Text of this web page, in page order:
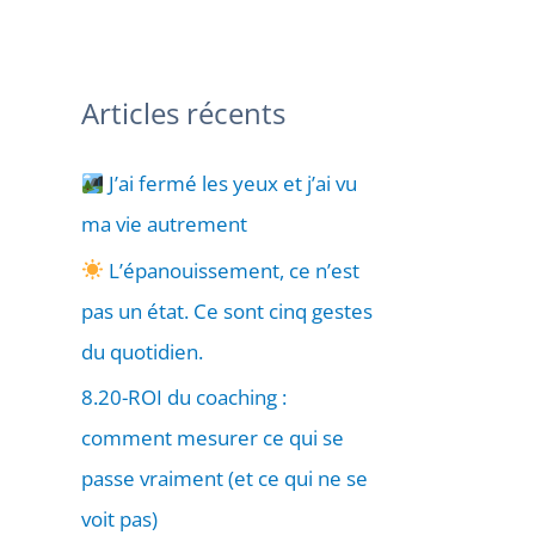
Articles récents
J’ai fermé les yeux et j’ai vu
ma vie autrement
L’épanouissement, ce n’est
pas un état. Ce sont cinq gestes
du quotidien.
8.20-ROI du coaching :
comment mesurer ce qui se
passe vraiment (et ce qui ne se
voit pas)